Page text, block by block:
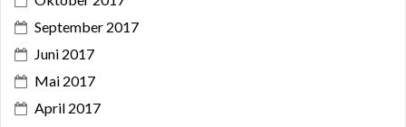
September 2017
Juni 2017
Mai 2017
April 2017